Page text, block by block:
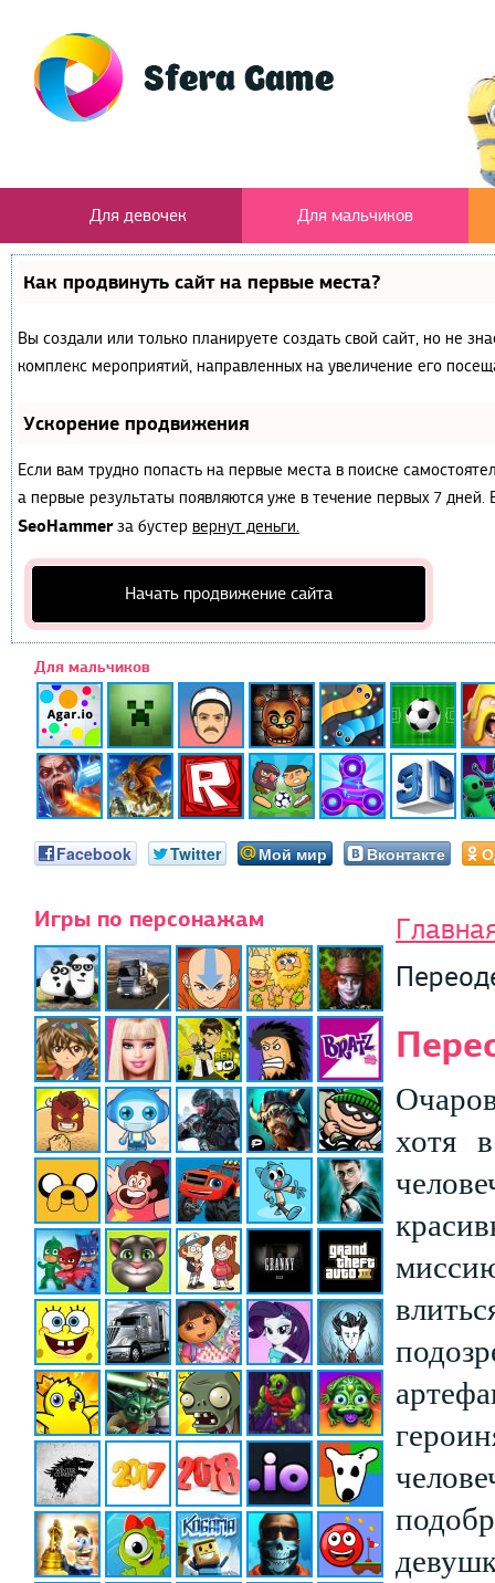
Для девочек Для мальчиков
Как продвинуть сайт на первые места?
Вы создали или только планируете создать свой сайт, но не
комплекс мероприятий, направленных на увеличение его
Ускорение продвижения
Если вам трудно попасть на первые места в поиске
а первые результаты появляются уже в течение первых 7
SeoHammerза бустер вернут деньги.
Начать продвижение сайта
Для мальчиков
Facebook Twitter Мой мир Вконтакте
Игры по персонажам
хотя